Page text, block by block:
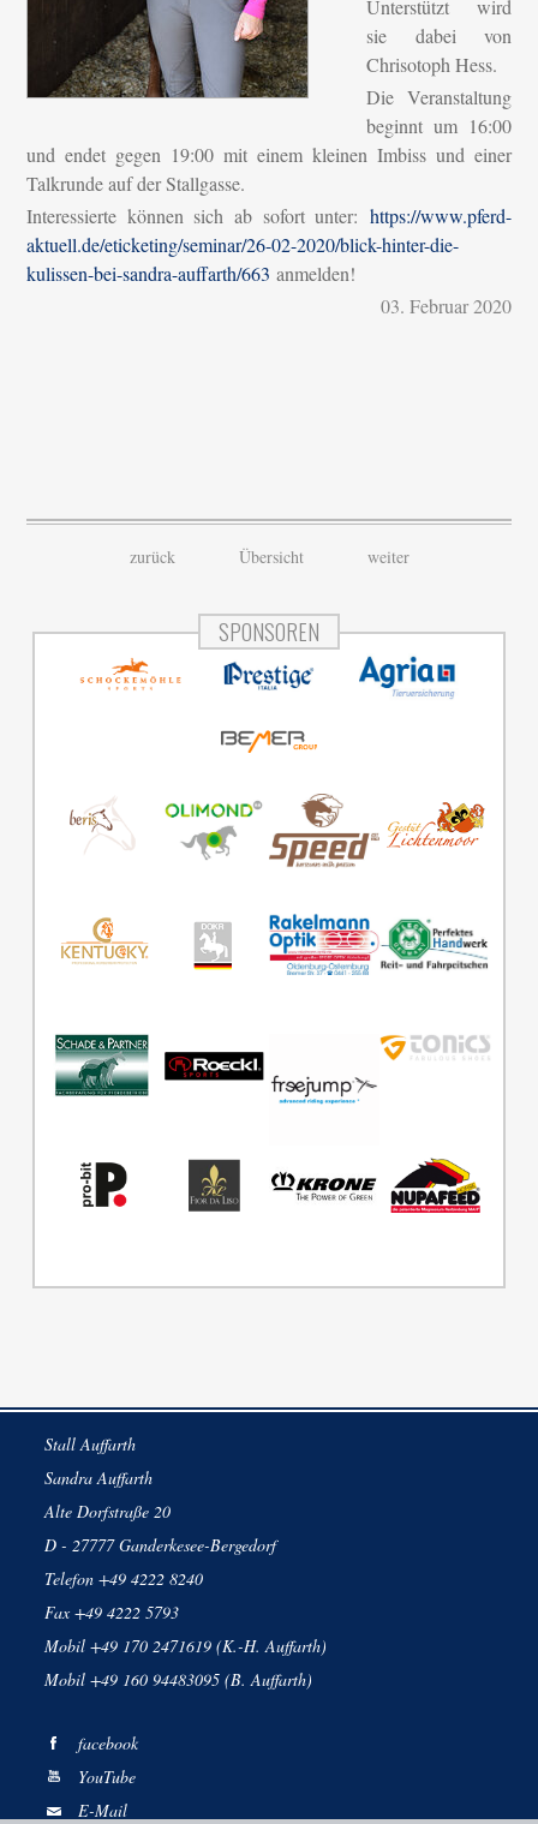
Unterstützt wird
sie dabei von
Chrisotoph Hess.
Die Veranstaltung
beginnt um 16:00
und endet gegen 19:00 mit einem kleinen Imbiss und einer
Talkrunde auf der Stallgasse.
Interessierte können sich ab sofort unter: https://www.pferd-
aktuell.de/eticketing/seminar/26-02-2020/blick-hinter-die-
kulissen-bei-sandra-auffarth/663 anmelden!
03. Februar 2020
zurück Übersicht weiter
SPONSOREN
Stall Auffarth
Sandra Auffarth
Alte Dorfstraße 20
D - 27777 Ganderkesee-Bergedorf
Telefon +49 4222 8240
Fax +49 4222 5793
Mobil +49 170 2471619 (K.-H. Auffarth)
Mobil +49 160 94483095 (B. Auffarth)
facebook
YouTube
E-Mail